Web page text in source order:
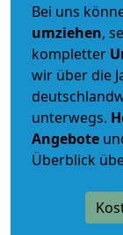
Bei uns
umziehen,
kompletter
wir über die
unterwegs.
Angebote
Überblick